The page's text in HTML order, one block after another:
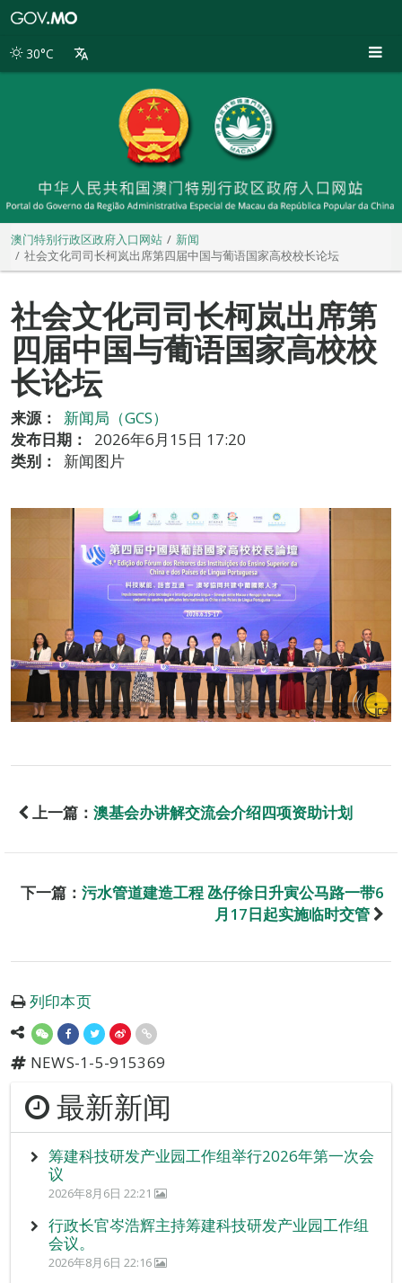
别
30°C
澳门特别行政区政府入口网站
新闻
社会文化司司长柯岚出席第四届中国与葡语国家高校校长论坛
社会文化司司长柯岚出席第
四届中国与葡语国家高校校
长论坛
来源：
新闻局（GCS）
发布日期：
2026年6月15日 17:20
类别：
新闻图片
上一篇： 澳基会办讲解交流会介绍四项资助计划
下一篇： 污水管道建造工程 氹仔徐日升寅公马路一带6
月17日起实施临时交管
列印本页
NEWS-1-5-915369
最新新闻
筹建科技研发产业园工作组举行2026年第一次会
议
2026年8月6日 22:21
行政长官岑浩辉主持筹建科技研发产业园工作组
会议。
2026年8月6日 22:16